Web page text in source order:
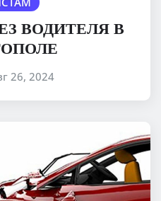
ВОДИТЕЛЯ В
26, 2024